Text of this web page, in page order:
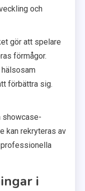
och
gör att spelare
förmågor.
hälsosam
förbättra sig.
showcase-
kan rekryteras av
i